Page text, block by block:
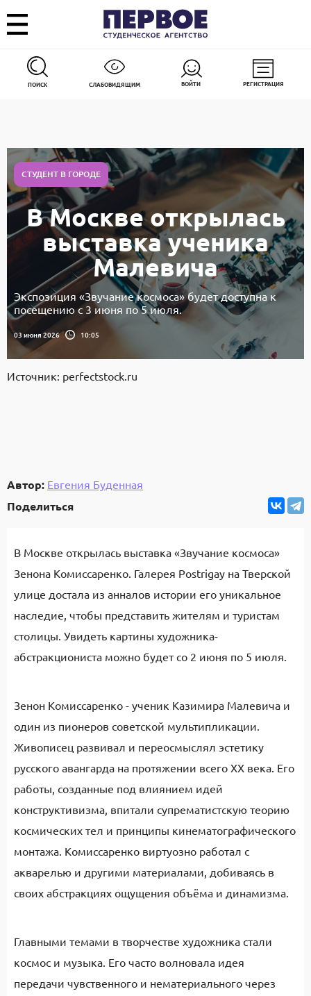
ПОИСК СЛАБОВИДЯЩИМ ВОЙТИ РЕГИСТРАЦИЯ
СТУДЕНТ В ГОРОДЕ
В Москве открылась
выставка ученика
Малевича
Экспозиция «Звучание космоса» будет доступна к
посещению с 3 июня по 5 июля.
03 июня 2026 10:05
Источник: perfectstock.ru
Автор: Евгения Буденная
Поделиться
В Москве открылась выставка «Звучание космоса»
Зенона Комиссаренко. Галерея Postrigay на Тверской
улице достала из анналов истории его уникальное
наследие, чтобы представить жителям и туристам
столицы. Увидеть картины художника-
абстракциониста можно будет со 2 июня по 5 июля.
Зенон Комиссаренко - ученик Казимира Малевича и
один из пионеров советской мультипликации.
Живописец развивал и переосмыслял эстетику
русского авангарда на протяжении всего XX века. Его
работы, созданные под влиянием идей
конструктивизма, впитали супрематистскую теорию
космических тел и принципы кинематографического
монтажа. Комиссаренко виртуозно работал с
акварелью и другими материалами, добиваясь в
своих абстракциях ощущения объёма и динамизма.
Главными темами в творчестве художника стали
космос и музыка. Его часто волновала идея
передачи чувственного и нематериального через